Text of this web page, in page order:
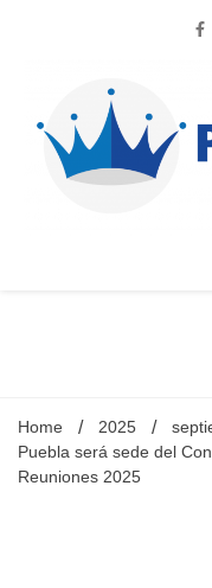
Noticias de actualidad
Home 2025
Puebla será sede del
Reuniones 2025